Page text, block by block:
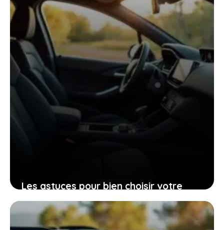
26 janvier 2026
Les astuces pour bien choisir votre
Peugeot 206 d’occasion grâce à sa
fiche technique